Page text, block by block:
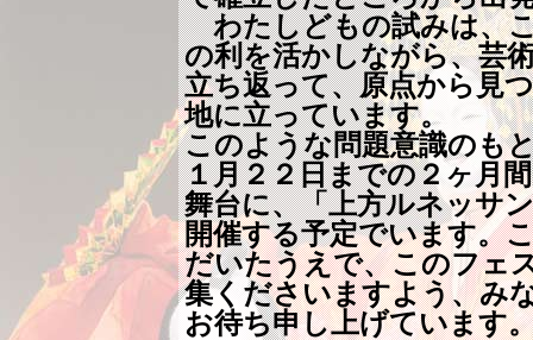
わたしどもの試みは、
の利を活かしながら、芸
立ち返って、原点から見
地に立っています。
このような問題意識のも
１月２２日までの２ヶ月
舞台に、「上方ルネッサ
開催する予定でいます。
だいたうえで、このフェ
集くださいますよう、み
お待ち申し上げています